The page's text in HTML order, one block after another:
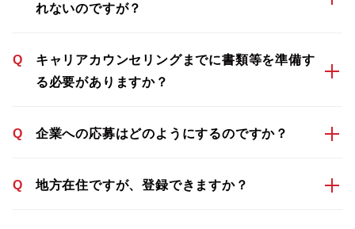
れないのですが？
Q
キャリアカウンセリングまでに書類等を準備す
る必要がありますか？
Q 企業への応募はどのようにするのですか？
Q 地方在住ですが、登録できますか？